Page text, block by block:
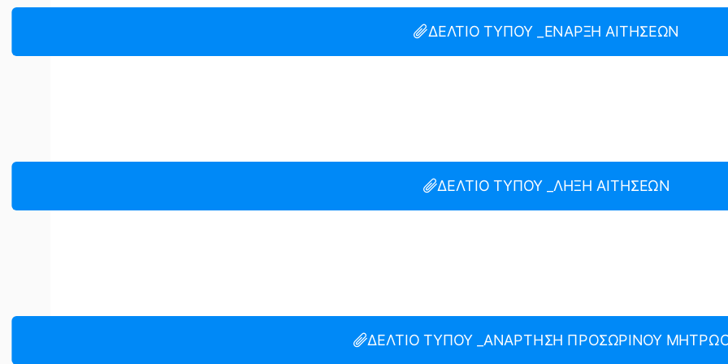
ΔΕΛΤΙΟ ΤΥΠΟΥ _ΕΝΑΡΞΗ ΑΙΤΗΣΕΩΝ
ΔΕΛΤΙΟ ΤΥΠΟΥ _ΛΗΞΗ ΑΙΤΗΣΕΩΝ
ΔΕΛΤΙΟ ΤΥΠΟΥ _ΑΝΑΡΤΗΣΗ ΠΡΟΣΩΡΙΝΟΥ